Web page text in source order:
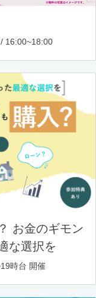
16:00~18:00
お金のギモン
な選択を
時台 開催